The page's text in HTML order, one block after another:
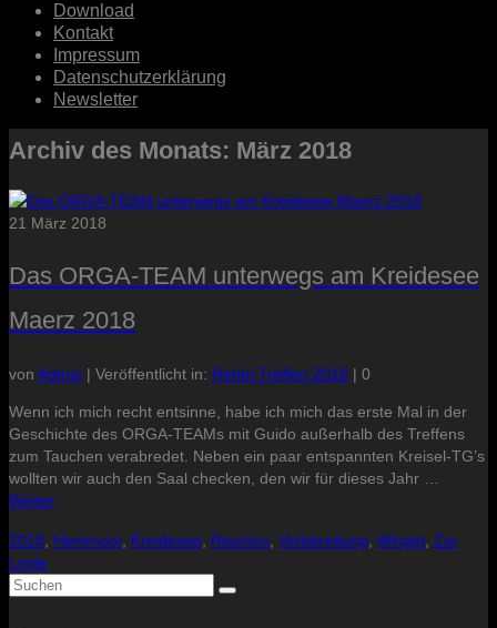
Download
Kontakt
Impressum
Datenschutzerklärung
Newsletter
Archiv des Monats: März 2018
21 März 2018
Das ORGA-TEAM unterwegs am Kreidesee
Maerz 2018
von Admin | Veröffentlicht in: Rebbi-Treffen 2018 | 0
Wenn ich mich recht entsinne, habe ich mich das erste Mal in der
Geschichte des ORGA-TEAMs mit Guido außerhalb des Treffens
zum Tauchen verabredet. Neben ein paar entspannten Kreisel-TG’s
wollten wir auch den Saal checken, den wir für dieses Jahr …
Weiter
2018, Hemmoor, Kreidesee, Reunion, Vorbereitung, Wingst, Zur
Linde
Suche